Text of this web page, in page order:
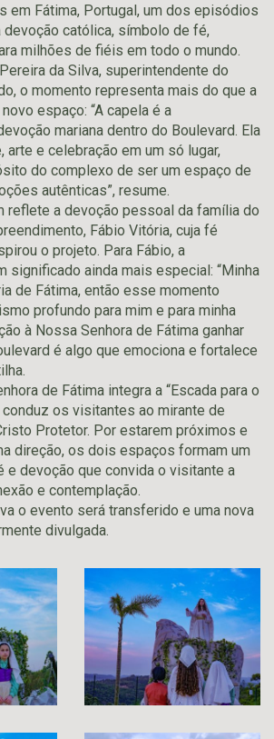
em Fátima, Portugal, um dos episódios
devoção católica, símbolo de fé,
milhões de fiéis em todo o mundo.
da Silva, superintendente do
o momento representa mais do que a
espaço: “A capela é a
mariana dentro do Boulevard. Ela
arte e celebração em um só lugar,
do complexo de ser um espaço de
autênticas”, resume.
reflete a devoção pessoal da família do
Fábio Vitória, cuja fé
o projeto. Para Fábio, a
significado ainda mais especial: “Minha
de Fátima, então esse momento
profundo para mim e para minha
à Nossa Senhora de Fátima ganhar
é algo que emociona e fortalece
de Fátima integra a “Escada para o
conduz os visitantes ao mirante de
Protetor. Por estarem próximos e
direção, os dois espaços formam um
devoção que convida o visitante a
e contemplação.
o evento será transferido e uma nova
divulgada.